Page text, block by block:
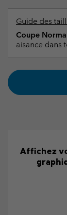
Guide des
Coupe
aisance dans
Affichez